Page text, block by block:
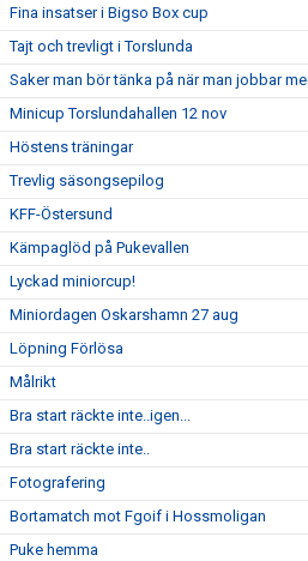
Fina insatser i Bigso Box cup
Tajt och trevligt i Torslunda
Saker man bör tänka på när man jobbar
Minicup Torslundahallen 12 nov
Höstens träningar
Trevlig säsongsepilog
KFF-Östersund
Kämpaglöd på Pukevallen
Lyckad miniorcup!
Miniordagen Oskarshamn 27 aug
Löpning Förlösa
Målrikt
Bra start räckte inte..igen...
Bra start räckte inte..
Fotografering
Bortamatch mot Fgoif i Hossmoligan
Puke hemma